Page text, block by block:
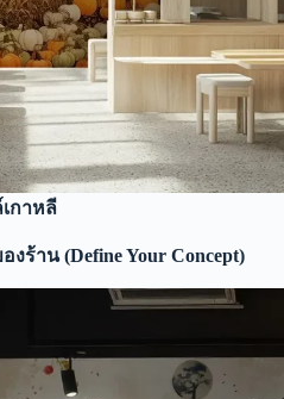
กาหลี
ร้าน (Define Your Concept)